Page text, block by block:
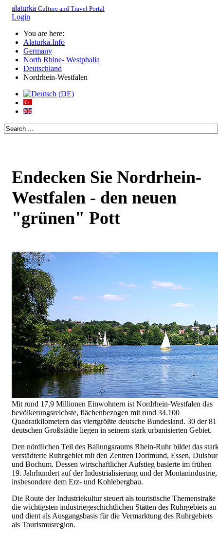
alaturka Culture and Travel Portal
Login
You are here:
Alaturka.Info
Germany
North Rhine- Westphalia
Deutschland
Nordrhein-Westfalen
Endecken Sie Nordrhein-
Westfalen - den neuen
"grünen" Pott
Mit rund 17,9 Millionen Einwohnern ist Nordrhein-Westfalen das
bevölkerungsreichste, flächenbezogen mit rund 34.100
Quadratkilometern das viertgrößte deutsche Bundesland. 30 der 81
deutschen Großstädte liegen in seinem stark urbanisierten Gebiet.
Den nördlichen Teil des Ballungsraums Rhein-Ruhr bildet das
verstädterte Ruhrgebiet mit den Zentren Dortmund, Essen,
und Bochum. Dessen wirtschaftlicher Aufstieg basierte im frühen
19. Jahrhundert auf der Industrialisierung und der Montanindustrie,
insbesondere dem Erz- und Kohlebergbau.
Die Route der Industriekultur steuert als touristische Themenstraße
die wichtigsten industriegeschichtlichen Stätten des Ruhrgebiets an
und dient als Ausgangsbasis für die Vermarktung des Ruhrgebiets
als Tourismusregion.